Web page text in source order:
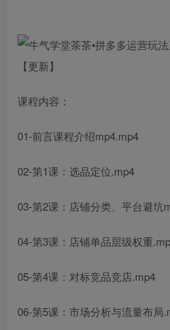
课程内容：
01-前言课程介绍mp4.mp4
02-第1课：选品定位.mp4
03-第2课：店铺分类、平台避坑
04-第3课：店铺单品层级权重
05-第4课：对标竞品竞店.mp4
06-第5课：市场分析与流量布局